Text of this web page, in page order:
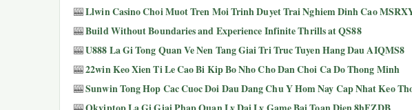
🎰Llwin Casino Choi Muot Tren Moi Trinh Duyet Trai Nghiem Dinh Cao
🎰Build Without Boundaries and Experience Infinite Thrills at QS88
🎰U888 La Gi Tong Quan Ve Nen Tang Giai Tri Truc Tuyen Hang Dau AIQMS8
🎰22win Keo Xien Ti Le Cao Bi Kip Bo Nho Cho Dan Choi Ca Do Thong Minh
🎰Sunwin Tong Hop Cac Cuoc Doi Dau Dang Chu Y Hom Nay Cap Nhat Keo
🎰